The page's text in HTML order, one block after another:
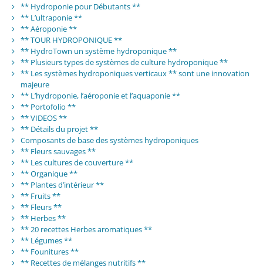
** Hydroponie pour Débutants **
** L’ultraponie **
** Aéroponie **
** TOUR HYDROPONIQUE **
** HydroTown un système hydroponique **
** Plusieurs types de systèmes de culture hydroponique **
** Les systèmes hydroponiques verticaux ** sont une innovation
majeure
** L’hydroponie, l’aéroponie et l’aquaponie **
** Portofolio **
** VIDEOS **
** Détails du projet **
Composants de base des systèmes hydroponiques
** Fleurs sauvages **
** Les cultures de couverture **
** Organique **
** Plantes d’intérieur **
** Fruits **
** Fleurs **
** Herbes **
** 20 recettes Herbes aromatiques **
** Légumes **
** Founitures **
** Recettes de mélanges nutritifs **